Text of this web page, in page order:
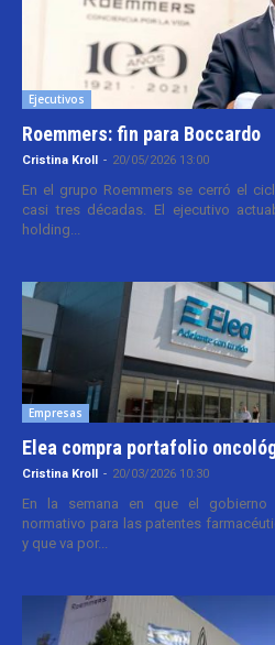
Ejecutivos
Roemmers: fin para Boccardo
Cristina Kroll - 20/05/2026 13:00
En el grupo Roemmers se cerró el
casi tres décadas. El ejecutivo
holding...
Empresas
Elea compra portafolio
Cristina Kroll - 20/03/2026 10:30
En la semana en que el gobierno
normativo para las patentes
y que va por...